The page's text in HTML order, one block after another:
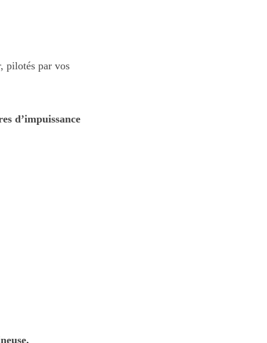
pilotés par vos
d’impuissance